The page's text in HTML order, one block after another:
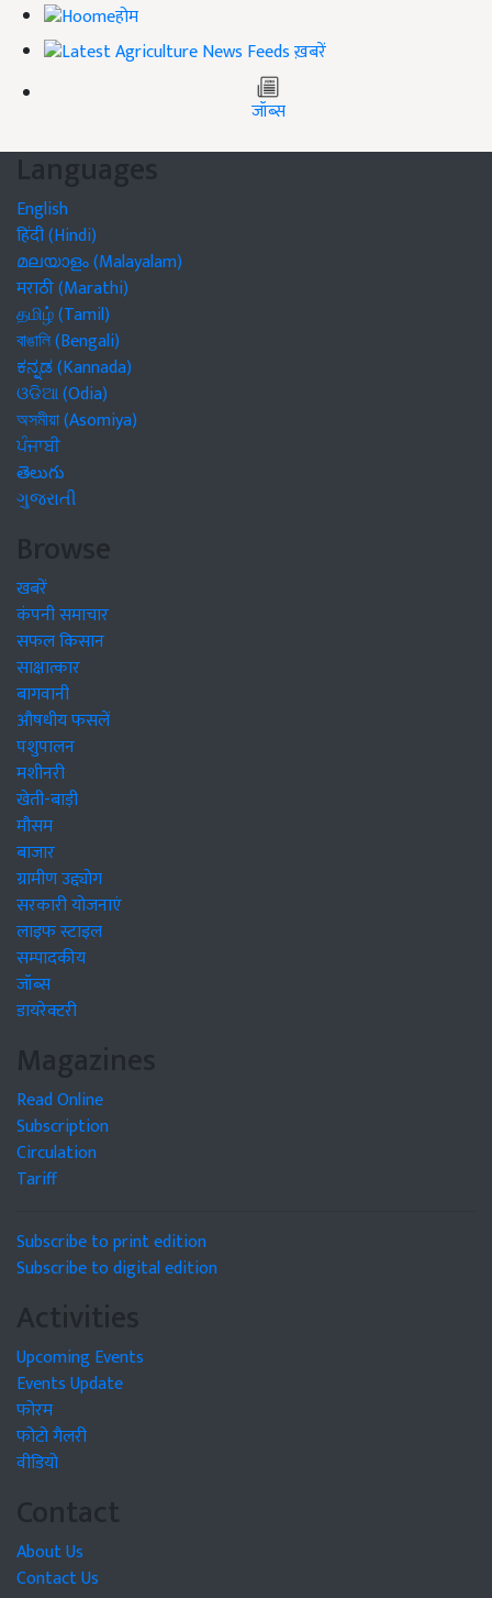
होम
ख़बरें
जॉब्स
Languages
English
हिंदी (Hindi)
മലയാളം (Malayalam)
मराठी (Marathi)
தமிழ் (Tamil)
বাঙালি (Bengali)
ಕನ್ನಡ (Kannada)
ଓଡିଆ (Odia)
অসমীয়া (Asomiya)
ਪੰਜਾਬੀ
తెలుగు
ગુજરાતી
Browse
खबरें
कंपनी समाचार
सफल किसान
साक्षात्कार
बागवानी
औषधीय फसलें
पशुपालन
मशीनरी
खेती-बाड़ी
मौसम
बाजार
ग्रामीण उद्द्योग
सरकारी योजनाएं
लाइफ स्टाइल
सम्पादकीय
जॉब्स
डायरेक्टरी
Magazines
Read Online
Subscription
Circulation
Tariff
Subscribe to print edition
Subscribe to digital edition
Activities
Upcoming Events
Events Update
फोरम
फोटो गैलरी
वीडियो
Contact
About Us
Contact Us